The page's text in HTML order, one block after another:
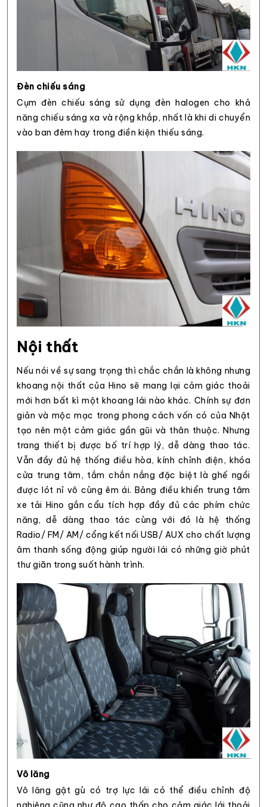
Đèn chiếu sáng
Cụm đèn chiếu sáng sử dụng đèn halogen cho khả
năng chiếu sáng xa và rộng khắp, nhất là khi di chuyển
vào ban đêm hay trong điền kiện thiếu sáng.
Nội thất
Nếu nói về sự sang trọng thì chắc chắn là không nhưng
khoang nội thất của Hino sẽ mang lại cảm giác thoải
mới hơn bất kì một khoang lái nào khác. Chính sự đơn
giản và mộc mạc trong phong cách vốn có của Nhật
tạo nên một cảm giác gần gũi và thân thuộc. Nhưng
trang thiết bị được bố trí hợp lý, dễ dàng thao tác.
Vẫn đầy đủ hệ thống điều hòa, kính chỉnh điện, khóa
cửa trung tâm, tắm chắn nắng đặc biệt là ghế ngồi
được lót nỉ vô cùng êm ái. Bảng điều khiển trung tâm
xe tải Hino gắn cẩu tích hợp đầy đủ các phím chức
năng, dễ dàng thao tác cùng với đó là hệ thống
Radio/ FM/ AM/ cổng kết nối USB/ AUX cho chất lượng
âm thanh sống động giúp người lái có những giờ phút
thư giãn trong suốt hành trình.
Vô lăng
Vô lăng gật gù có trợ lực lái có thể điều chỉnh độ